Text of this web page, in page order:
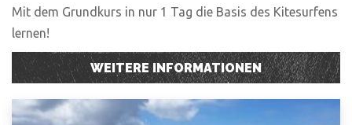
Mit dem Grundkurs in nur 1 Tag die Basis des Kitesurfens
lernen!
WEITERE INFORMATIONEN